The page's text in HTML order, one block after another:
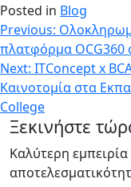
Posted in Blog
Πλοήγηση
άρθρων
Previous:
πλατφόρμα OCG360
Next: ITConcept x
Καινοτομία στα
College
Ξεκινήστε
Καλύτερη